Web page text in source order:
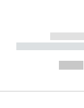
-----------